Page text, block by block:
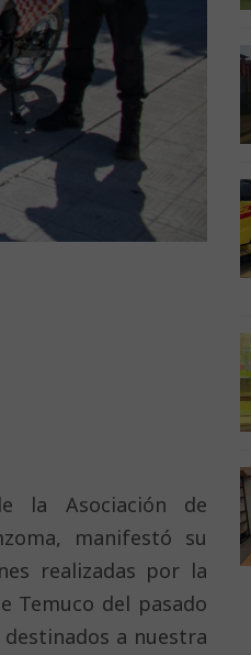
la Asociación de
manifestó su
realizadas por la
Temuco del pasado
a nuestra